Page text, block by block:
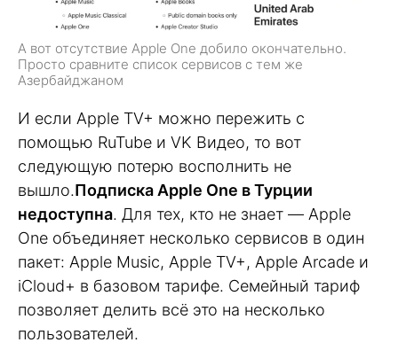
А вот отсутствие Apple One добило окончательно.
Просто сравните список сервисов с тем же
Азербайджаном
И если Apple TV+ можно пережить с
помощью RuTube и VK Видео, то вот
следующую потерю восполнить не
вышло.Подписка Apple One в Турции
недоступна. Для тех, кто не знает — Apple
One объединяет несколько сервисов в один
пакет: Apple Music, Apple TV+, Apple Arcade и
iCloud+ в базовом тарифе. Семейный тариф
позволяет делить всё это на несколько
пользователей.